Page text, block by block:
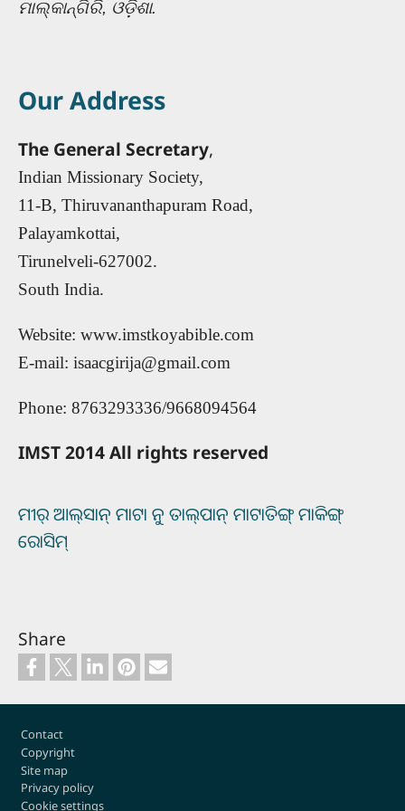
ମାଲ୍‌କାନ୍‌ଗିରି, ଓଡ଼ିଶା.
Our Address
The General Secretary,
Indian Missionary Society,
11-B, Thiruvananthapuram Road,
Palayamkottai,
Tirunelveli-627002.
South India.
Website: www.imstkoyabible.com
E-mail: isaacgirija@gmail.com
Phone: 8763293336/9668094564
IMST 2014 All rights reserved
ମୀର୍‌ ଆଲ୍‌ସାନ୍‌ ମାଟା ନୁ ତାଲ୍‌ପାନ୍‌ ମାଟାତିଙ୍ଗ୍‌ ମାକିଙ୍ଗ୍‌
ରୋସିମ୍‌
Share
Footer
Contact
Copyright
Site map
Privacy policy
Cookie settings